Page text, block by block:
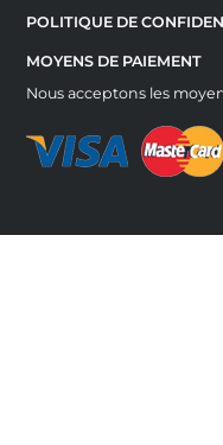
POLITIQUE DE
MOYENS DE PAIEMENT
Nous acceptons les